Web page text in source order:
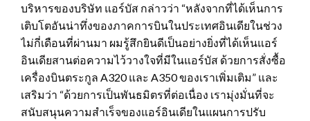
บริหารของบริษัท แอร์บัส กล่าวว่า “หลังจากที่ได้เห็นการ
เติบโตอันน่าทึ่งของภาคการบินในประเทศอินเดียในช่วง
ไม่กี่เดือนที่ผ่านมา ผมรู้สึกยินดีเป็นอย่างยิ่งที่ได้เห็นแอร์
อินเดียสานต่อความไว้วางใจที่มีในแอร์บัส ด้วยการสั่งซื้อ
เครื่องบินตระกูล A320 และ A350 ของเราเพิ่มเติม” และ
เสริมว่า “ด้วยการเป็นพันธมิตรที่ต่อเนื่อง เรามุ่งมั่นที่จะ
สนับสนุนความสำเร็จของแอร์อินเดียในแผนการปรับ